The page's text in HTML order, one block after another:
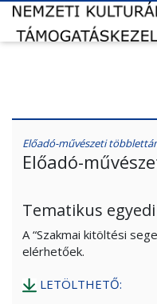
Előadó-művészeti
Előadó-
Tematikus
A “Szakmai kitöltési
elérhetőek.
LETÖLTHETŐ: